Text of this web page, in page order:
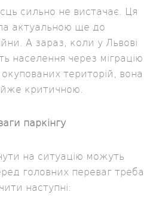
сильно не вистачає. Ця
актуальною ще до
А зараз, коли у Львові
населення через міграцію
територій, вона
критичною.
паркінгу
на ситуацію можуть
головних переваг треба
наступні: